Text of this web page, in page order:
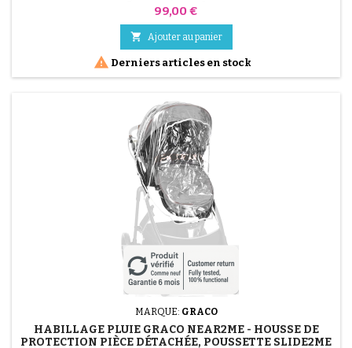
% fonctionnel. ATTENTION : La vente concerne UNIQUEMENT
poussette Graco Near2Me, vendus comme pièces détachées.
Ces éléments sont compatibles avec le châssis...
Prix
99,00 €
 Ajouter au panier
 Derniers articles en stock
MARQUE: GRACO
HABILLAGE PLUIE GRACO NEAR2ME - HOUSSE DE
PROTECTION PIÈCE DÉTACHÉE, POUSSETTE SLIDE2ME